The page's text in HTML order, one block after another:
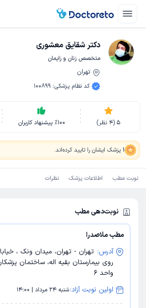
دکتر شقایق معشوری
متخصص زنان و زایمان
تهران
کد نظام پزشکی:
100899
5
(
4 نظر) ٪100 پیشنهاد کاربران
1 پزشک ایشان را تایید کرده‌اند.
نوبت مطب اطلاعات پزشک نظرات
نوبت‌دهی مطب
مطب ملاصدرا
آدرس: تهران - تهران، میدان ونک ،
واحد 6
اولین نوبت آزاد:شنبه 24 مرداد | 14:00